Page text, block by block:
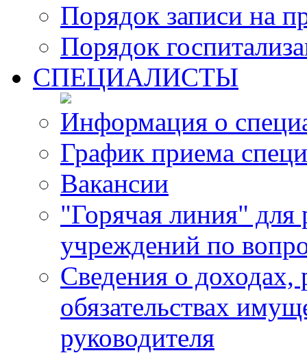
Порядок записи на
Порядок
СПЕЦИАЛИСТЫ
Информация о
График приема
Вакансии
"Горячая линия"
учреждений по
Сведения о доходах,
обязательствах
руководителя